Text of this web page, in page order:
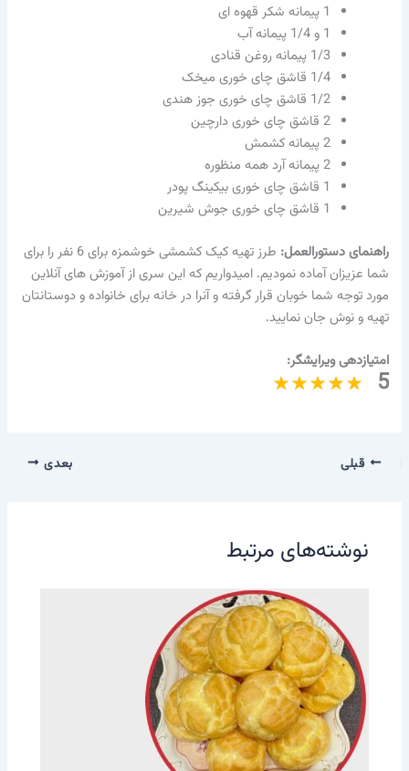
1 پیمانه شکر قهوه ای
1 و 1/4 پیمانه آب
1/3 پیمانه روغن قنادی
1/4 قاشق چای خوری میخک
1/2 قاشق چای خوری جوز هندی
2 قاشق چای خوری دارچین
2 پیمانه کشمش
2 پیمانه آرد همه منظوره
1 قاشق چای خوری بیکینگ پودر
1 قاشق چای خوری جوش شیرین
راهنمای دستورالعمل:
طرز تهیه کیک کشمشی خوشمزه برای 6 نفر را برای
شما عزیزان آماده نمودیم. امیدواریم که این سری از آموزش های آنلاین
مورد توجه شما خوبان قرار گرفته و آنرا در خانه برای خانواده و دوستانتان
تهیه و نوش جان نمایید.
امتیازدهی ویرایشگر:
5
قبلی بعدی
نوشته‌های مرتبط